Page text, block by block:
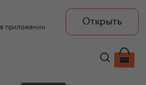
в приложении
Открыть
8 500 ₽